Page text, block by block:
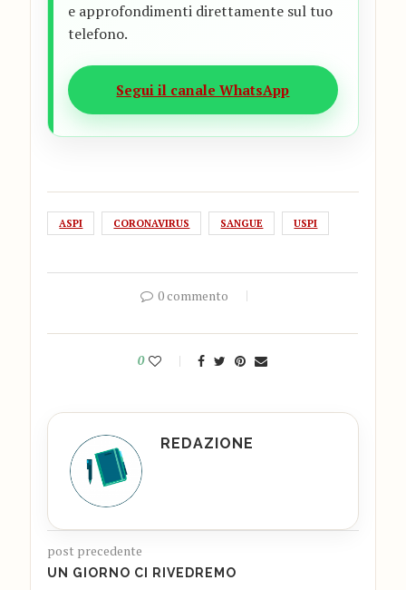
e approfondimenti direttamente sul tuo
telefono.
Segui il canale WhatsApp
ASPI CORONAVIRUS SANGUE USPI
0 commento
0
REDAZIONE
post precedente
UN GIORNO CI RIVEDREMO